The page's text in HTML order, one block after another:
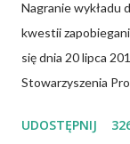
Nagranie wykładu
kwestii
się dnia 20 lipca
Stowarzyszenia
posiadamy
UDOSTĘPNIJ